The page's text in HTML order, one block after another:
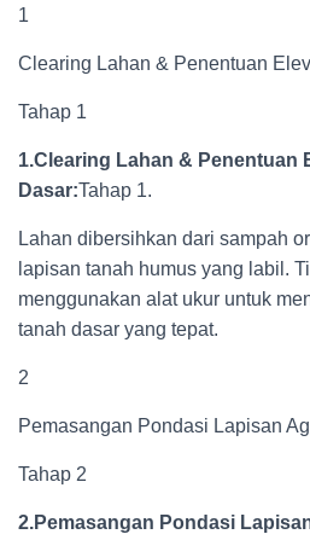
1
Clearing Lahan & Penentuan
Tahap 1
1.Clearing Lahan & Penentuan
Dasar:Tahap 1.
Lahan dibersihkan dari sampah
lapisan tanah humus yang labil.
menggunakan alat ukur untuk
tanah dasar yang tepat.
2
Pemasangan Pondasi Lapisan
Tahap 2
2.Pemasangan Pondasi